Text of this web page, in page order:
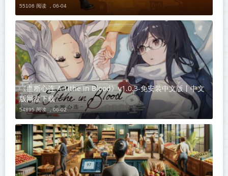
55106 阅读 ， 06-04
《血断心连 A Tithe in Blood》v1.0.3-免安装中文版丨中文
版网盘下载
54895 阅读 ， 06-02